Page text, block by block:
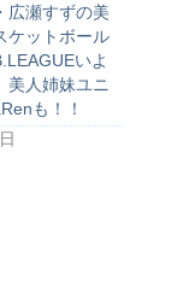
広瀬すずの美
ケットボール
いよ
美人姉妹ユニ
も！！